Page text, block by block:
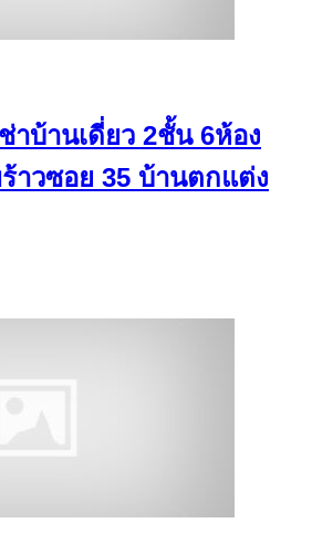
าบ้านเดี่ยว 2ชั้น 6ห้อง
าวซอย 35 บ้านตกแต่ง